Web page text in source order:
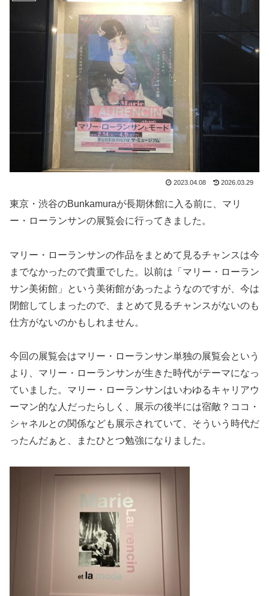
2023.04.08 2026.03.29
東京・渋谷のBunkamuraが長期休館に入る前に、マリ
ー・ローランサンの展覧会に行ってきました。
マリー・ローランサンの作品をまとめて見るチャンスは今
までなかったので貴重でした。以前は「マリー・ローラン
サン美術館」という美術館があったようなのですが、今は
閉館してしまったので、まとめて見るチャンスがないのも
仕方がないのかもしれません。
今回の展覧会はマリー・ローランサン単独の展覧会という
より、マリー・ローランサンが生きた時代がテーマになっ
ていました。マリー・ローランサンはいわゆるキャリアウ
ーマン的な人だったらしく、展示の後半には宿敵？ココ・
シャネルとの関係なども展示されていて、そういう時代だ
ったんだぁと、またひとつ勉強になりました。